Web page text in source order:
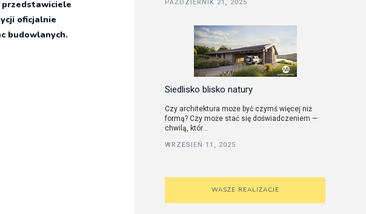
Prawo autorskie
oficjalnie
budowlanych.
PAŹDZIERNIK 21, 2025
Siedlisko blisko natury
Czy architektura może być czymś więcej niż
formą? Czy może stać się doświadczeniem —
chwilą, któr...
WRZESIEŃ 11, 2025
WASZE REALIZACJE